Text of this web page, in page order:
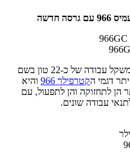
חדשה
חדש במשקל עבודה של כ-22 טון בשם
קטרפילר 966
והיא
הן לתחזוקה והן לתפעול, עם
עבודה שונים.